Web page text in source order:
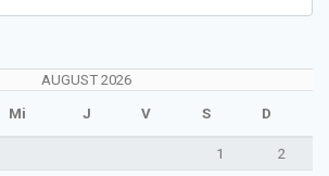
AUGUST 2026
Mi J V S D
1
2